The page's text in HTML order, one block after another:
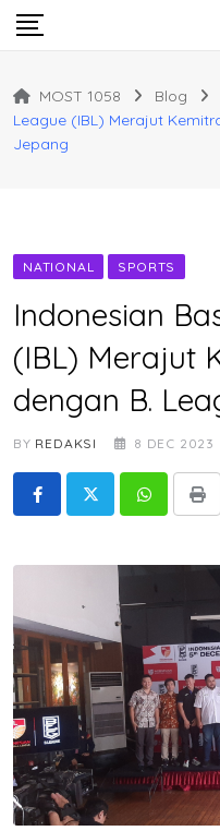
Skip
MOST 1058 Blog
League (IBL) Merajut
Jepang
NATIONAL SPORTS
Indonesian
(IBL) Merajut
dengan B.
BY REDAKSI 8 DEC 2023
WhatsappPrint